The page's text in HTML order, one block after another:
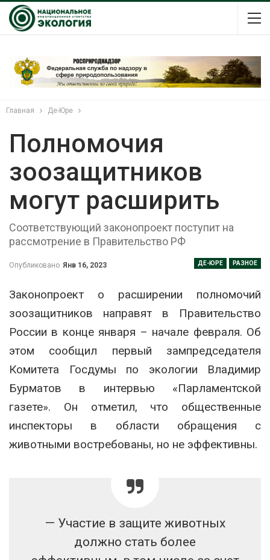
Главная Де-Юре
Полномочия
зоозащитников
могут расширить
Соответствующий законопроект поступит на
рассмотрение в Правительство РФ
ДЕ-ЮРЕ РАЗНОЕ
Опубликовано Янв 16, 2023
Законопроект о расширении полномочий
зоозащитников направят в Правительство
России в конце января – начале февраля. Об
этом сообщил первый зампредседателя
Комитета Госдумы по экологии Владимир
Бурматов в интервью «Парламентской
газете». Он отметил, что общественные
инспекторы в области обращения с
животными востребованы, но не эффективны.
— Участие в защите животных
должно стать более